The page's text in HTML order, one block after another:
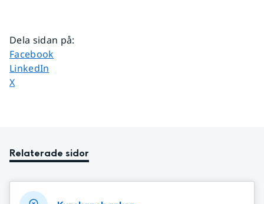
Dela sidan på:
Dela sidan på
Facebook
Dela sidan på
LinkedIn
Dela sidan på
X
Relaterade sidor